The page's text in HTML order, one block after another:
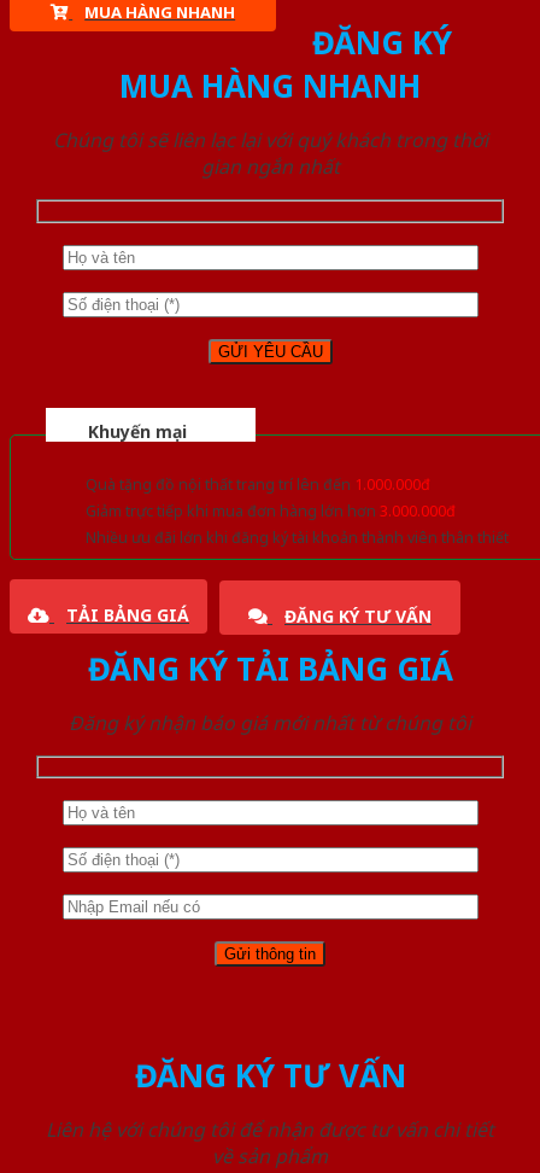
MUA HÀNG NHANH
ĐĂNG KÝ
MUA HÀNG NHANH
Chúng tôi sẽ liên lạc lại với quý khách trong thời
gian ngắn nhất
Khuyến mại
Quà tặng đồ nội thất trang trí lên đến 1.000.000đ
Giảm trực tiếp khi mua đơn hàng lớn hơn 3.000.000đ
Nhiều ưu đãi lớn khi đăng ký tài khoản thành viên thân thiết
TẢI BẢNG GIÁ ĐĂNG KÝ TƯ VẤN
ĐĂNG KÝ TẢI BẢNG GIÁ
Đăng ký nhận báo giá mới nhất từ chúng tôi
ĐĂNG KÝ TƯ VẤN
Liên hệ với chúng tôi để nhận được tư vấn chi tiết
về sản phẩm